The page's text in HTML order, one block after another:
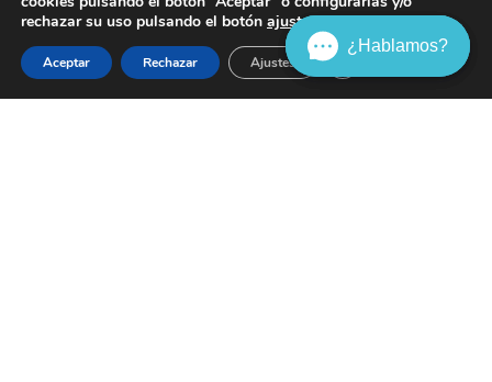
rechazar su uso pulsando el botón ajustes.
Aceptar Rechazar Ajustes Cerrar el banner de
¿Hablamos?
¿Hablamos?
¿Hablamos?